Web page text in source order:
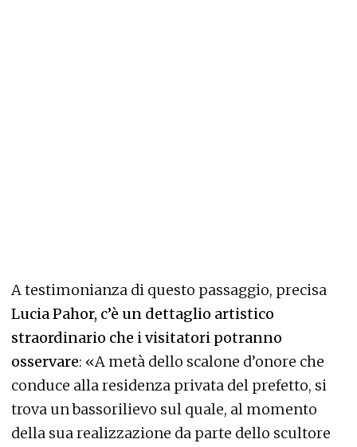
A testimonianza di questo passaggio, precisa
Lucia Pahor, c’è un dettaglio artistico
straordinario che i visitatori potranno
osservare: «A metà dello scalone d’onore che
conduce alla residenza privata del prefetto, si
trova un bassorilievo sul quale, al momento
della sua realizzazione da parte dello scultore